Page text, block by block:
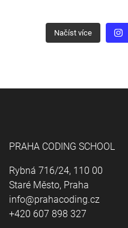
Načíst více
PRAHA CODING SCHOOL
Rybná 716/24, 110 00
Staré Město, Praha
info@prahacoding.cz
+420 607 898 327